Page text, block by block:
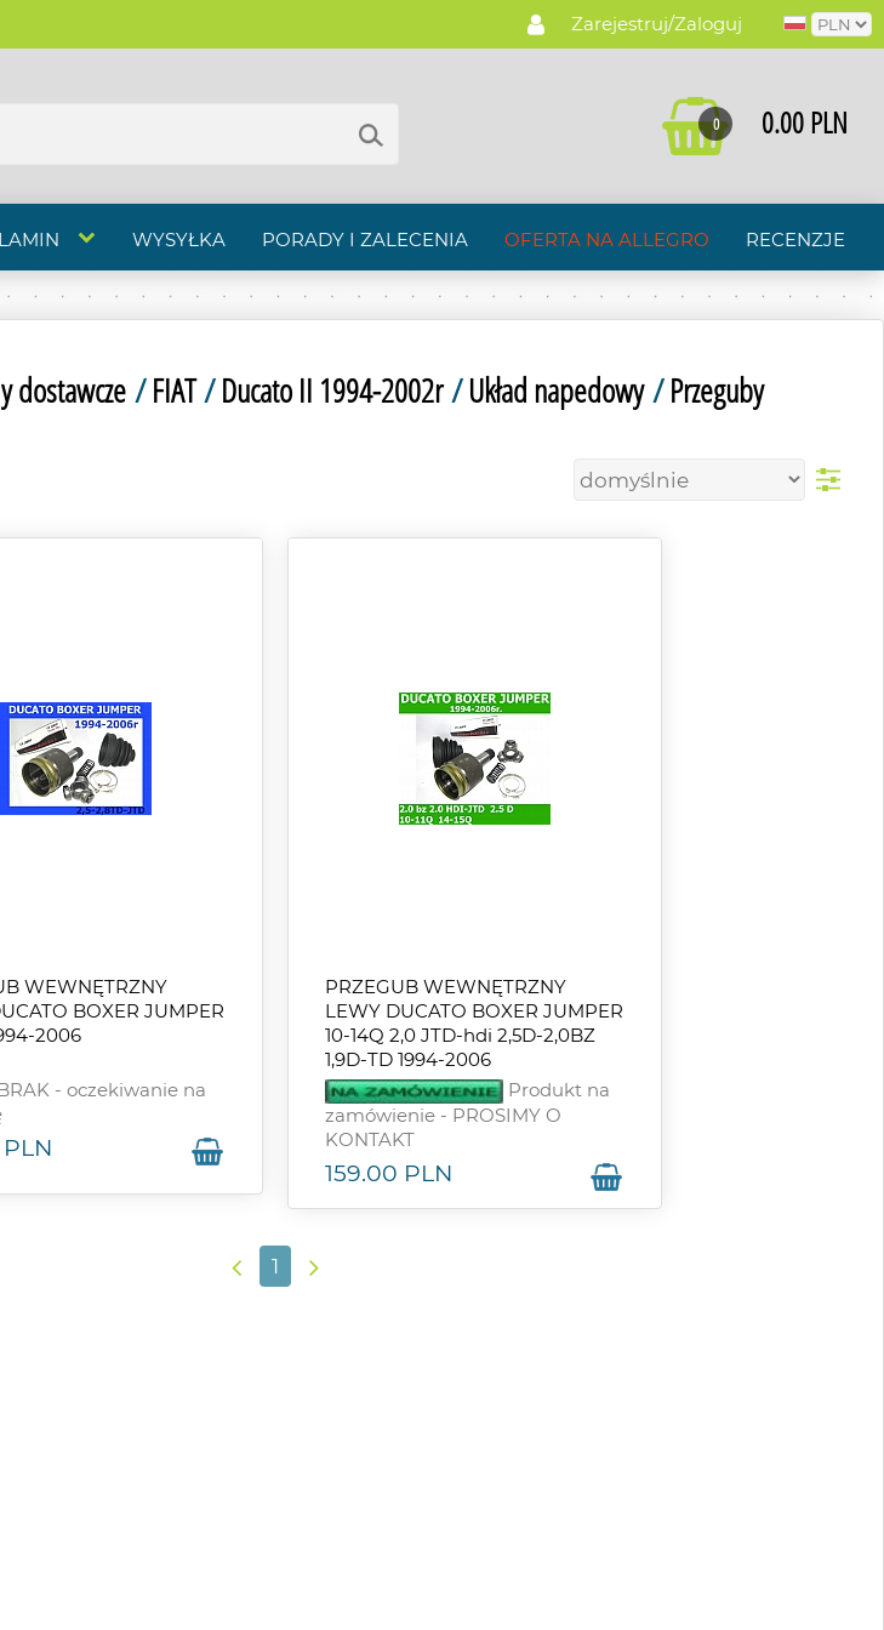
Zarejestruj/Zaloguj
0.00 PLN
0
WYSYŁKA PORADY I ZALECENIA OFERTA NA ALLEGRO RECENZJE
dostawcze/FIAT/Ducato II 1994-2002r/Układ napedowy/Przeguby
WEWNĘTRZNY
BOXER JUMPER
2006
- oczekiwanie na
PLN
PRZEGUB WEWNĘTRZNY
LEWY DUCATO BOXER JUMPER
10-14Q 2,0 JTD-hdi 2,5D-2,0BZ
1,9D-TD 1994-2006
Produkt na
zamówienie - PROSIMY O
KONTAKT
159.00 PLN
1